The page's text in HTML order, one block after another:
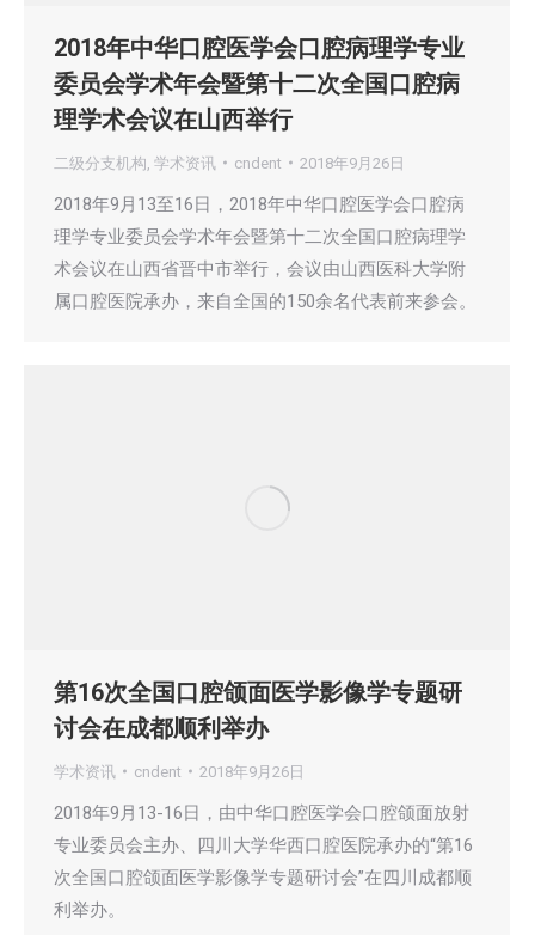
2018年中华口腔医学会口腔病理学专业
委员会学术年会暨第十二次全国口腔病
理学术会议在山西举行
二级分支机构 学术资讯 cndent 2018年9月26日
2018年9月13至16日，2018年中华口腔医学会口腔病
理学专业委员会学术年会暨第十二次全国口腔病理学
术会议在山西省晋中市举行，会议由山西医科大学附
属口腔医院承办，来自全国的150余名代表前来参会。
第16次全国口腔颌面医学影像学专题研
讨会在成都顺利举办
学术资讯 cndent 2018年9月26日
2018年9月13-16日，由中华口腔医学会口腔颌面放射
专业委员会主办、四川大学华西口腔医院承办的“第16
次全国口腔颌面医学影像学专题研讨会”在四川成都顺
利举办。